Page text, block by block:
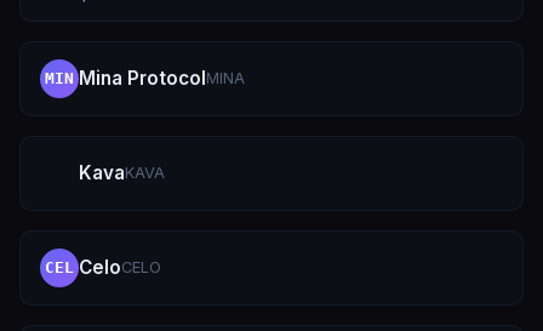
MIN Mina ProtocolMINA
KavaKAVA
CEL CeloCELO